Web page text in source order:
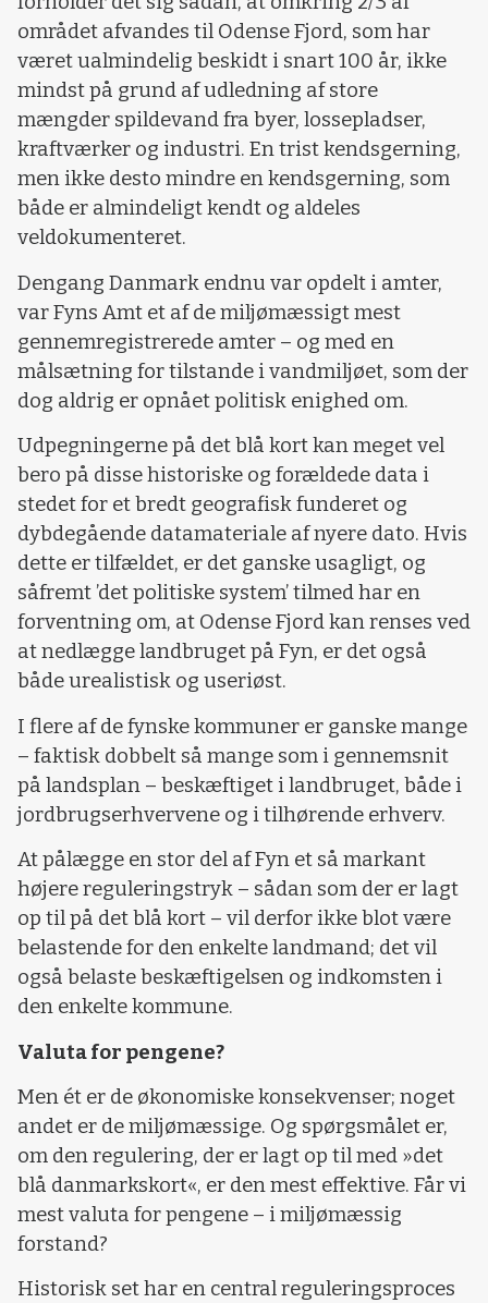
området afvandes til Odense Fjord, som har
været ualmindelig beskidt i snart 100 år, ikke
mindst på grund af udledning af store
mængder spildevand fra byer, lossepladser,
kraftværker og industri. En trist kendsgerning,
men ikke desto mindre en kendsgerning, som
både er almindeligt kendt og aldeles
veldokumenteret.
Dengang Danmark endnu var opdelt i amter,
var Fyns Amt et af de miljømæssigt mest
gennemregistrerede amter – og med en
målsætning for tilstande i vandmiljøet, som der
dog aldrig er opnået politisk enighed om.
Udpegningerne på det blå kort kan meget vel
bero på disse historiske og forældede data i
stedet for et bredt geografisk funderet og
dybdegående datamateriale af nyere dato. Hvis
dette er tilfældet, er det ganske usagligt, og
såfremt ’det politiske system’ tilmed har en
forventning om, at Odense Fjord kan renses ved
at nedlægge landbruget på Fyn, er det også
både urealistisk og useriøst.
I flere af de fynske kommuner er ganske mange
– faktisk dobbelt så mange som i gennemsnit
på landsplan – beskæftiget i landbruget, både i
jordbrugserhvervene og i tilhørende erhverv.
At pålægge en stor del af Fyn et så markant
højere reguleringstryk – sådan som der er lagt
op til på det blå kort – vil derfor ikke blot være
belastende for den enkelte landmand; det vil
også belaste beskæftigelsen og indkomsten i
den enkelte kommune.
Valuta for pengene?
Men ét er de økonomiske konsekvenser; noget
andet er de miljømæssige. Og spørgsmålet er,
om den regulering, der er lagt op til med »det
blå danmarkskort«, er den mest effektive. Får vi
mest valuta for pengene – i miljømæssig
forstand?
Historisk set har en central reguleringsproces